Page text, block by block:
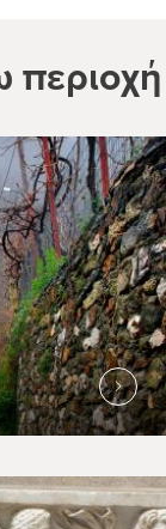
περιοχή